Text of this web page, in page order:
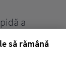
a
să rămână